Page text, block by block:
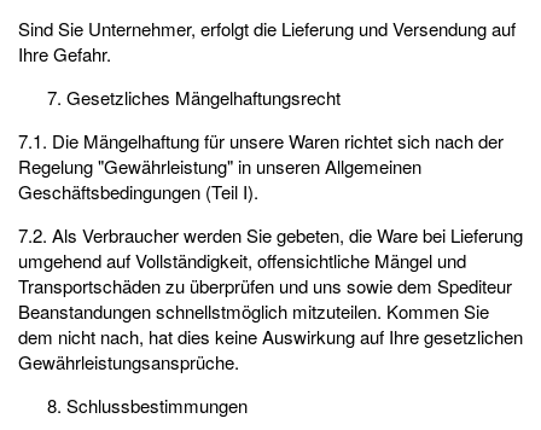
Sind Sie Unternehmer, erfolgt die Lieferung und Versendung auf
Ihre Gefahr.
Gesetzliches Mängelhaftungsrecht
7.1. Die Mängelhaftung für unsere Waren richtet sich nach der
Regelung "Gewährleistung" in unseren Allgemeinen
Geschäftsbedingungen (Teil I).
7.2. Als Verbraucher werden Sie gebeten, die Ware bei Lieferung
umgehend auf Vollständigkeit, offensichtliche Mängel und
Transportschäden zu überprüfen und uns sowie dem Spediteur
Beanstandungen schnellstmöglich mitzuteilen. Kommen Sie
dem nicht nach, hat dies keine Auswirkung auf Ihre gesetzlichen
Gewährleistungsansprüche.
Schlussbestimmungen